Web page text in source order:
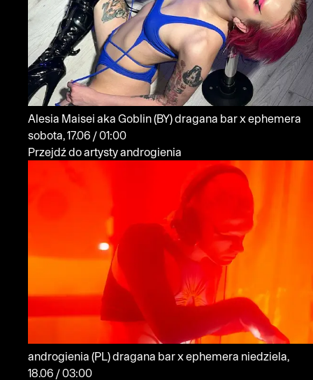
Alesia Maisei aka Goblin(BY)dragana bar x ephemera
sobota, 17.06 / 01:00
Przejdź do artysty androgienia
androgienia (PL)dragana bar x ephemera niedziela,
18.06 / 03:00